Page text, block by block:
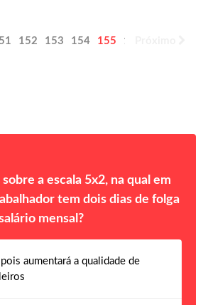
152 153 154 155 156
a escala 5x2, na qual em
tem dois dias de folga
mensal?
aumentará a qualidade de